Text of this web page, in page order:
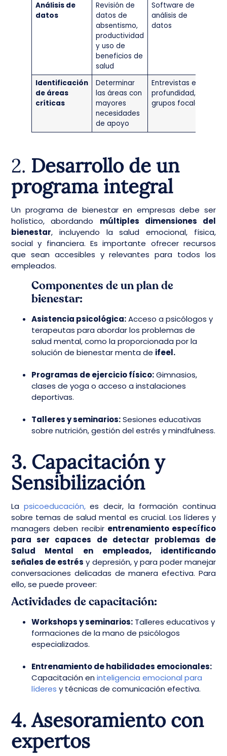
Análisis de
datos
Revisión de
datos de
absentismo,
productividad
y uso de
beneficios de
salud
Software de
análisis de
datos
Identificación
de áreas
críticas
Determinar
las áreas con
mayores
necesidades
de apoyo
Entrevistas en
profundidad,
grupos focales
2. Desarrollo de un
programa integral
Un programa de bienestar en empresas debe ser
holístico, abordando múltiples dimensiones del
bienestar, incluyendo la salud emocional, física,
social y financiera. Es importante ofrecer recursos
que sean accesibles y relevantes para todos los
empleados.
Componentes de un plan de
bienestar:
Asistencia psicológica:Acceso a psicólogos y
terapeutas para abordar los problemas de
salud mental, como la proporcionada por la
solución de bienestar menta de ifeel.
Programas de ejercicio físico:Gimnasios,
clases de yoga o acceso a instalaciones
deportivas.
Talleres y seminarios:Sesiones educativas
sobre nutrición, gestión del estrés y mindfulness.
3. Capacitación y
Sensibilización
La psicoeducación,es decir, la formación continua
sobre temas de salud mental es crucial. Los líderes y
managers deben recibir entrenamiento específico
para ser capaces de detectar problemas de
Salud Mental en empleados, identificando
señales de estrés y depresión, y para poder manejar
conversaciones delicadas de manera efectiva. Para
ello, se puede proveer:
Actividades de capacitación:
Workshops y seminarios: Talleres educativos y
formaciones de la mano de psicólogos
especializados.
Entrenamiento de habilidades emocionales:
Capacitación en inteligencia emocional para
líderes y técnicas de comunicación efectiva.
4. Asesoramiento con
expertos